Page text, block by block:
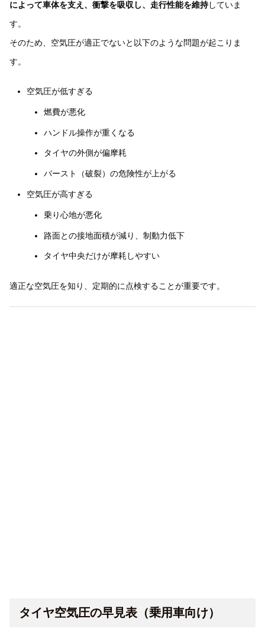
によって車体を支え、衝撃を吸収し、走行性能を維持していま
す。
そのため、空気圧が適正でないと以下のような問題が起こりま
す。
空気圧が低すぎる
燃費が悪化
ハンドル操作が重くなる
タイヤの外側が偏摩耗
バースト（破裂）の危険性が上がる
空気圧が高すぎる
乗り心地が悪化
路面との接地面積が減り、制動力低下
タイヤ中央だけが摩耗しやすい
適正な空気圧を知り、定期的に点検することが重要です。
タイヤ空気圧の早見表（乗用車向け）